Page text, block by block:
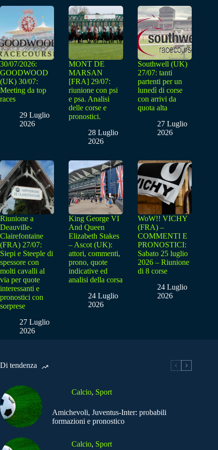
30/07/2026:
GOODWOOD
(UK) 30/07:
Meeting da top
races
29 Luglio
2026
MONT DE
MARSAN
[FRA] 29/07:
riunione con psi
e psa. Analisi
delle corse e
pronostici.
28 Luglio
2026
Southwell (UK)
27/07: tanti
partenti per un
lunedì di corse
con arrivi da
quota alta
27 Luglio
2026
Riunione a
Deauville-
Clairefontaine
(FRA) 27/07:
Siepi e Steeple di
spessore con
molti cavalli al
via per quote
interessanti e
pronostici con
sorprese
27 Luglio
2026
King George VI
And Queen
Elizabeth Stakes
– Ascot (UK):
attori, commenti,
prono, quote
indicative ed
analisi della corsa
24 Luglio
2026
WoW!! VICHY
(FRA) –
COMMENTI E
PRONOSTICI:
Sabato 25 luglio
2026 – Riunione
di 8 corse
24 Luglio
2026
Di tendenza
Calcio, Sport
Amichevoli, Juventus-Inter: probabili
formazioni e pronostico
Calcio, Sport